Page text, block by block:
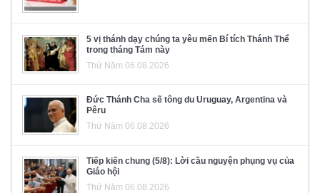
5 vị thánh dạy chúng ta yêu mến Bí tích Thánh Thể
trong tháng Tám này
Thứ Năm 06.08.2026
Đức Thánh Cha sẽ tông du Uruguay, Argentina và
Pêru
Thứ Năm 06.08.2026
Tiếp kiến chung (5/8): Lời cầu nguyện phụng vụ của
Giáo hội
Thứ Năm 06.08.2026